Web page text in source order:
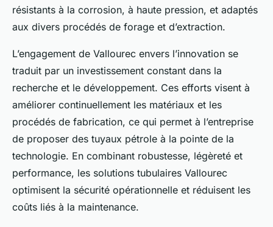
résistants à la corrosion, à haute pression, et adaptés
aux divers procédés de forage et d’extraction.
L’engagement de Vallourec envers l’innovation se
traduit par un investissement constant dans la
recherche et le développement. Ces efforts visent à
améliorer continuellement les matériaux et les
procédés de fabrication, ce qui permet à l’entreprise
de proposer des tuyaux pétrole à la pointe de la
technologie. En combinant robustesse, légèreté et
performance, les solutions tubulaires Vallourec
optimisent la sécurité opérationnelle et réduisent les
coûts liés à la maintenance.